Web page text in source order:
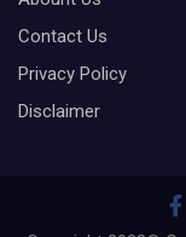
Contact Us
Privacy Policy
Disclaimer